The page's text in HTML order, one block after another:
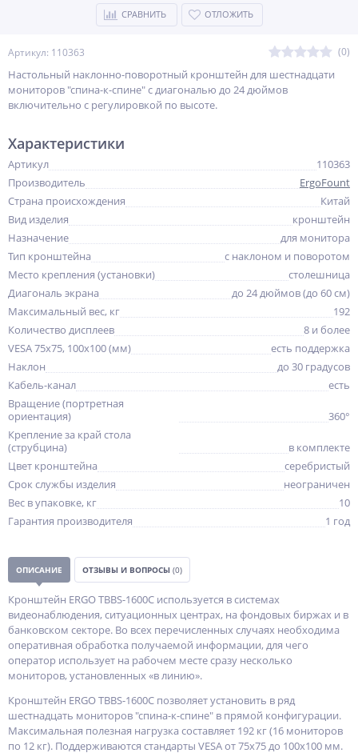
Артикул: 110363 (0)
Настольный наклонно-поворотный кронштейн для шестнадцати
мониторов "спина-к-спине" с диагональю до 24 дюймов
включительно с регулировкой по высоте.
СРАВНИТЬ ОТЛОЖИТЬ
Характеристики
Артикул
110363
Производитель
ErgoFount
Страна происхождения
Китай
Вид изделия
кронштейн
Назначение
для монитора
Тип кронштейна
с наклоном и поворотом
Место крепления (установки)
столешница
Диагональ экрана
до 24 дюймов (до 60 см)
Максимальный вес, кг
192
Количество дисплеев
8 и более
VESA 75x75, 100x100 (мм)
есть поддержка
Наклон
до 30 градусов
Кабель-канал
есть
Вращение (портретная
ориентация)
360°
Крепление за край стола
(струбцина)
в комплекте
Цвет кронштейна
серебристый
Срок службы изделия
неограничен
Вес в упаковке, кг
10
Гарантия производителя
1 год
ОПИСАНИЕ ОТЗЫВЫ И ВОПРОСЫ (0)
Кронштейн ERGO TBBS-1600C используется в системах
видеонаблюдения, ситуационных центрах, на фондовых биржах и в
банковском секторе. Во всех перечисленных случаях необходима
оперативная обработка получаемой информации, для чего
оператор использует на рабочем месте сразу несколько
мониторов, установленных «в линию».
Кронштейн ERGO TBBS-1600C позволяет установить в ряд
шестнадцать мониторов "спина-к-спине" в прямой конфигурации.
Максимальная полезная нагрузка составляет 192 кг (16 мониторов
по 12 кг). Поддерживаются стандарты VESA от 75х75 до 100х100 мм.